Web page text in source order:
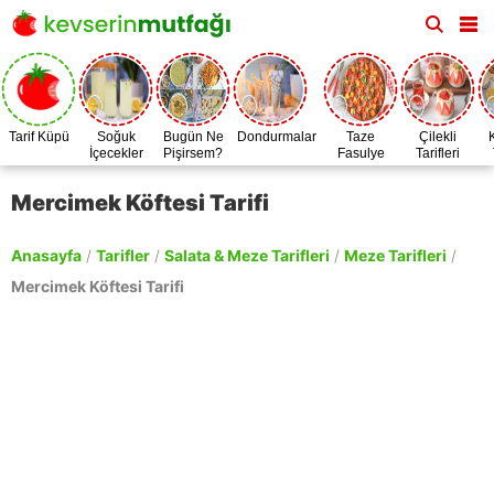
Tarif Küpü
Soğuk
İçecekler
Bugün Ne
Pişirsem?
Dondurmalar
Taze
Fasulye
Zamanı
Çilekli
Tarifleri
Mercimek Köftesi Tarifi
Anasayfa / Tarifler / Salata & Meze Tarifleri / Meze Tarifleri /
Mercimek Köftesi Tarifi